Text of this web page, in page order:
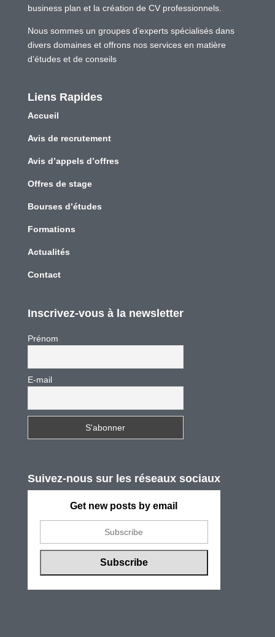
business plan et la création de CV professionnels.
Nous sommes un groupes d’experts spécialisés dans
divers domaines et offrons nos services en matière
d’études et de conseils
Liens Rapides
Accueil
Avis de recrutement
Avis d’appels d’offres
Offres de stage
Bourses d’études
Formations
Actualités
Contact
Inscrivez-vous à la newsletter
Prénom
E-mail
Suivez-nous sur les réseaux sociaux
Get new posts by email